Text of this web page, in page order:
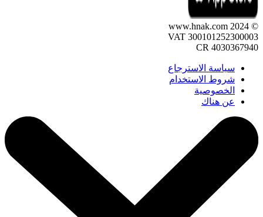
© 2024 www.hnak.com
VAT 300101252300003
CR 4030367940
سياسة الاسترجاع
شروط الاستخدام
الخصوصية
عن هناك